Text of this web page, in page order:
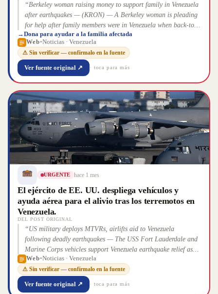
“Berkeley woman raising money to support family in Venezuela
after earthquakes — (KRON) — A Berkeley woman is pleading
for help after family members were in Venezuela when back-to-
back earthquakes devastated the country. She is now raising
money to support them. Benit Avi…”
→Dona para ayudar a la familia afectada
Web•Noticias · Venezuela
⚠ Sin verificar — confírmalo en la fuente
Ver fuente original ↗ · toca para más
URGENTE hace 1 mes
El ejército de EE. UU. despliega vehículos y
ayuda aérea para el alivio tras los terremotos en
Venezuela.
DEL POST ORIGINAL
“US military deploys MTVRs, airlifts aid to Venezuela
following deadly earthquakes — The USS Fort Lauderdale and
Marine Corps vehicles support Venezuela earthquake relief as
the death toll nears 2,000 and continues to rise.
Web•Noticias · Venezuela
⚠ Sin verificar — confírmalo en la fuente
Ver fuente original ↗ · toca para más